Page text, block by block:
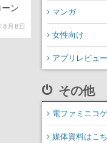
ン
8月8日
マンガ
女性向け
アプリレビュー
その他
電ファミニコ
媒体資料はこ